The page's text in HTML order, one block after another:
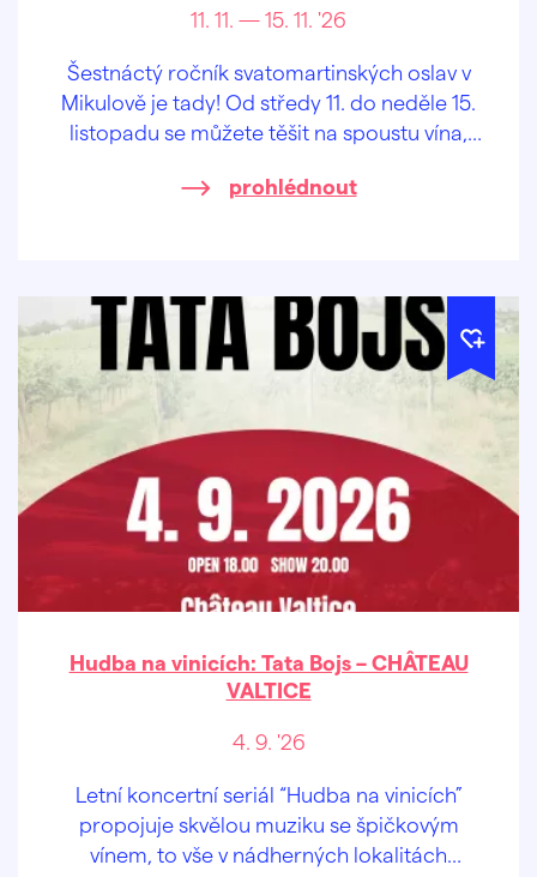
11. 11. — 15. 11. '26
Šestnáctý ročník svatomartinských oslav v
Mikulově je tady! Od středy 11. do neděle 15.
listopadu se můžete těšit na spoustu vína,
prohlédnout
Hudba na vinicích: Tata Bojs – CHÂTEAU
VALTICE
4. 9. '26
Letní koncertní seriál “Hudba na vinicích”
propojuje skvělou muziku se špičkovým
vínem, to vše v nádherných lokalitách